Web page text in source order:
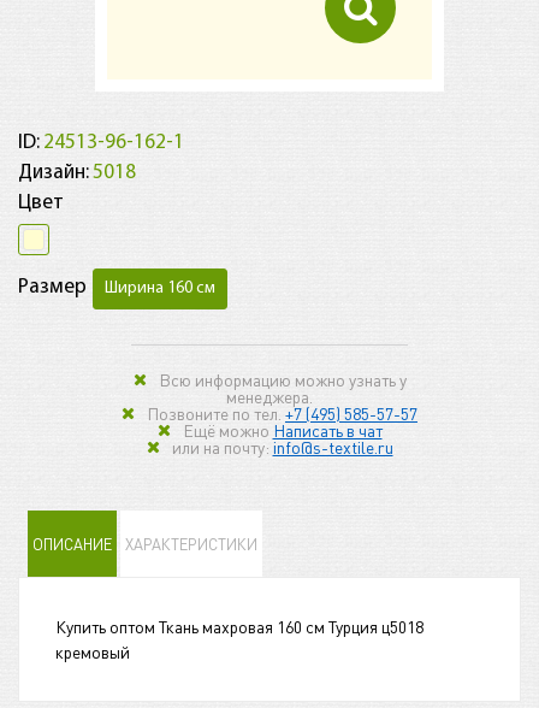
ID: 24513-96-162-1
Дизайн:5018
Цвет
Размер Ширина 160 см
Всю информацию можно узнать у
менеджера.
Позвоните по тел. +7 (495) 585-57-57
Ещё можно Написать в чат
или на почту:info@s-textile.ru
ОПИСАНИЕ ХАРАКТЕРИСТИКИ
Купить оптом Ткань махровая 160 см Турция ц5018
кремовый